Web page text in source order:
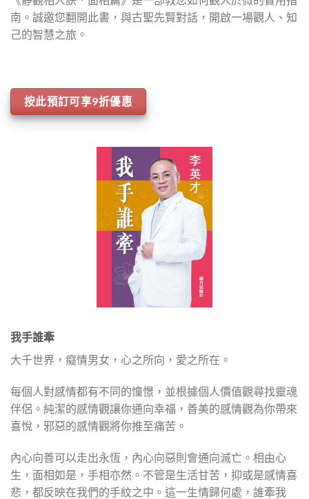
南。誠邀您翻開此書，與古聖先賢對話，開啟一場觀人、知
己的智慧之旅。
按此預訂可享9折優惠
我手誰牽
大千世界，癡情男女，心之所向，愛之所在。
每個人對感情都有不同的憧憬，並根據個人價值觀尋找靈魂
伴侶。純潔的感情觀讓你通向幸福，善美的感情觀為你帶來
喜悅，邪惡的感情觀將你推至痛苦。
內心向善可以走出永恆，內心向惡則會通向滅亡。相由心
生，面相如是，手相亦然。不管是生活甘苦，抑或是感情喜
悲，都反映在我們的手紋之中。這一生情歸何處，誰牽我